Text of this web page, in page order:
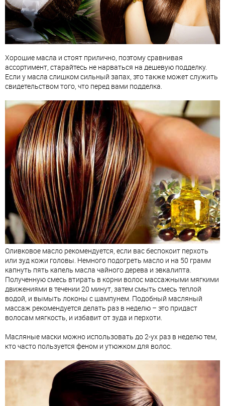
Хорошие масла и стоят прилично, поэтому сравнивая
ассортимент, старайтесь не нарваться на дешевую подделку.
Если у масла слишком сильный запах, это также может служить
свидетельством того, что перед вами подделка.
Оливковое масло рекомендуется, если вас беспокоит перхоть
или зуд кожи головы. Немного подогреть масло и на 50 грамм
капнуть пять капель масла чайного дерева и эвкалипта.
Полученную смесь втирать в корни волос массажными мягкими
движениями в течении 20 минут, затем смыть смесь теплой
водой, и вымыть локоны с шампунем. Подобный масляный
массаж рекомендуется делать раз в неделю – это придаст
волосам мягкость, и избавит от зуда и перхоти.
Масляные маски можно использовать до 2-ух раз в неделю тем,
кто часто пользуется феном и утюжком для волос.